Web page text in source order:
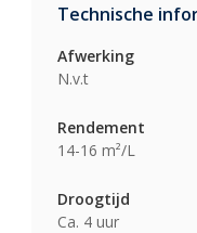
Technische
Afwerking
N.v.t
Rendement
14-16 m²/L
Droogtijd
Ca. 4 uur